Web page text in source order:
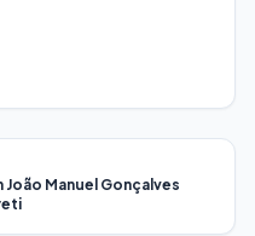
João Manuel Gonçalves